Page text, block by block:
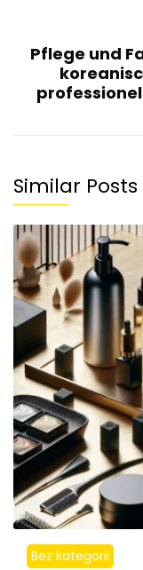
Pflege und
Similar Posts
Bez kategorii